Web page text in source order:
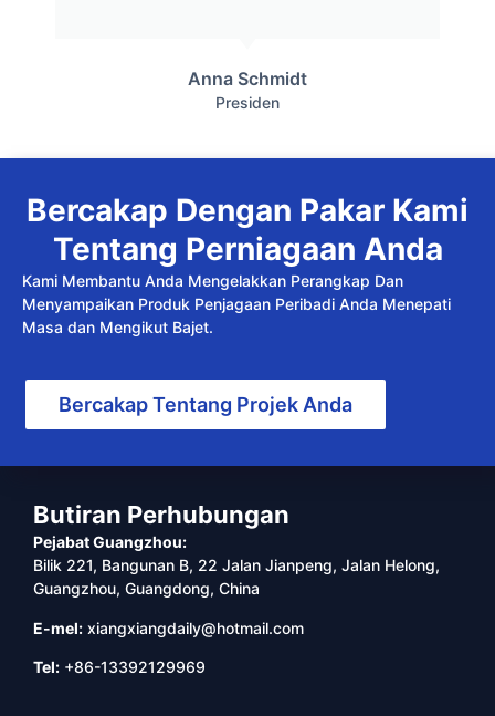
Anna Schmidt
Presiden
Bercakap Dengan Pakar Kami
Tentang Perniagaan Anda
Kami Membantu Anda Mengelakkan Perangkap Dan
Menyampaikan Produk Penjagaan Peribadi Anda Menepati
Masa dan Mengikut Bajet.
Bercakap Tentang Projek Anda
Butiran Perhubungan
Pejabat Guangzhou:
Bilik 221, Bangunan B, 22 Jalan Jianpeng, Jalan Helong,
Guangzhou, Guangdong, China
E-mel: xiangxiangdaily@hotmail.com
Tel: +86-13392129969